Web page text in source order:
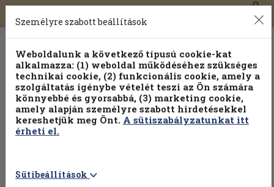
Toggle
navigation
0
Személyre szabott beállítások
Weboldalunk a következő típusú cookie-kat
alkalmazza: (1) weboldal működéséhez szükséges
technikai cookie, (2) funkcionális cookie, amely a
szolgáltatás igénybe vételét teszi az Ön számára
könnyebbé és gyorsabbá, (3) marketing cookie,
amely alapján személyre szabott hirdetésekkel
kereshetjük meg Önt. A sütiszabályzatunkat itt
érheti el.
Sütibeállítások